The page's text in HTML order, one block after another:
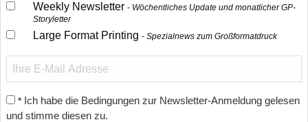
Weekly Newsletter
Wöchentliches Update und monatlicher GP-
Storyletter
Large Format Printing Spezialnews zum Großformatdruck
* Ich habe die Bedingungen zur Newsletter-Anmeldung gelesen
und stimme diesen zu.